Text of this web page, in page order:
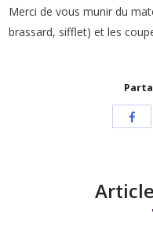
Merci de vous munir du
brassard, sifflet) et les